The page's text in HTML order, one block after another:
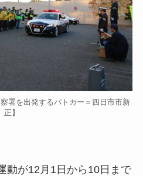
署を出発するパトカー＝四日市市新
正】
が12月1日から10日まで